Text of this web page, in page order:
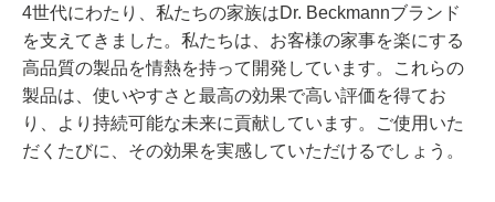
4世代にわたり、私たちの家族はDr. Beckmannブランド
を支えてきました。私たちは、お客様の家事を楽にする
高品質の製品を情熱を持って開発しています。これらの
製品は、使いやすさと最高の効果で高い評価を得てお
り、より持続可能な未来に貢献しています。ご使用いた
だくたびに、その効果を実感していただけるでしょう。